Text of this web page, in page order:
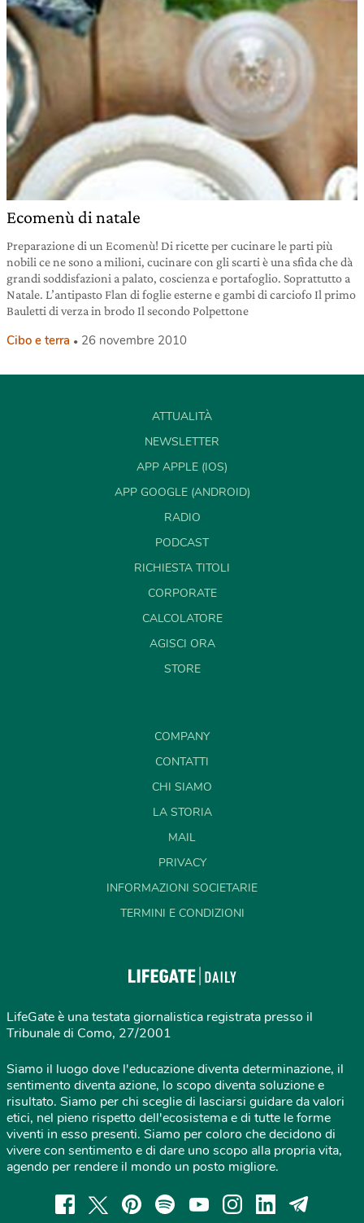
Ecomenù di natale
Preparazione di un Ecomenù! Di ricette per cucinare le parti più
nobili ce ne sono a milioni, cucinare con gli scarti è una sfida che dà
grandi soddisfazioni a palato, coscienza e portafoglio. Soprattutto a
Natale. L’antipasto Flan di foglie esterne e gambi di carciofo Il primo
Bauletti di verza in brodo Il secondo Polpettone
Cibo e terra 26 novembre 2010
ATTUALITÀ
NEWSLETTER
APP APPLE (IOS)
APP GOOGLE (ANDROID)
RADIO
PODCAST
RICHIESTA TITOLI
CORPORATE
CALCOLATORE
AGISCI ORA
STORE
COMPANY
CONTATTI
CHI SIAMO
LA STORIA
MAIL
PRIVACY
INFORMAZIONI SOCIETARIE
TERMINI E CONDIZIONI
LifeGate è una testata giornalistica registrata presso il
Tribunale di Como, 27/2001
Siamo il luogo dove l'educazione diventa determinazione, il
sentimento diventa azione, lo scopo diventa soluzione e
risultato. Siamo per chi sceglie di lasciarsi guidare da valori
etici, nel pieno rispetto dell'ecosistema e di tutte le forme
viventi in esso presenti. Siamo per coloro che decidono di
vivere con sentimento e di dare uno scopo alla propria vita,
agendo per rendere il mondo un posto migliore.